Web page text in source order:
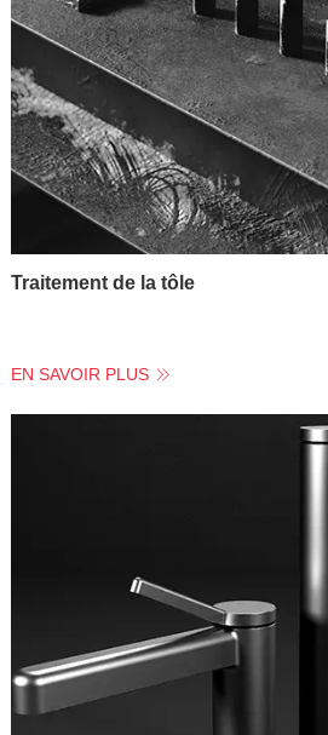
Traitement de la tôle
EN SAVOIR PLUS